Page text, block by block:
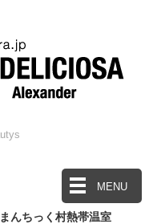
MENU
んちっく村熱帯温室